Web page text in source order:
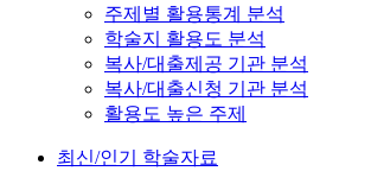
주제별 활용통계 분석
학술지 활용도 분석
복사/대출제공 기관 분석
복사/대출신청 기관 분석
활용도 높은 주제
최신/인기 학술자료